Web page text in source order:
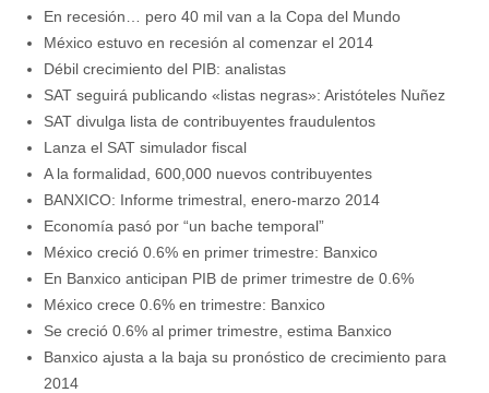
En recesión… pero 40 mil van a la Copa del Mundo
México estuvo en recesión al comenzar el 2014
Débil crecimiento del PIB: analistas
SAT seguirá publicando «listas negras»: Aristóteles Nuñez
SAT divulga lista de contribuyentes fraudulentos
Lanza el SAT simulador fiscal
A la formalidad, 600,000 nuevos contribuyentes
BANXICO: Informe trimestral, enero-marzo 2014
Economía pasó por “un bache temporal”
México creció 0.6% en primer trimestre: Banxico
En Banxico anticipan PIB de primer trimestre de 0.6%
México crece 0.6% en trimestre: Banxico
Se creció 0.6% al primer trimestre, estima Banxico
Banxico ajusta a la baja su pronóstico de crecimiento para
2014